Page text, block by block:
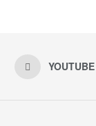
YOUTUBE